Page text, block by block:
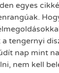
egyes
tengernyi
nap mint
nem kell